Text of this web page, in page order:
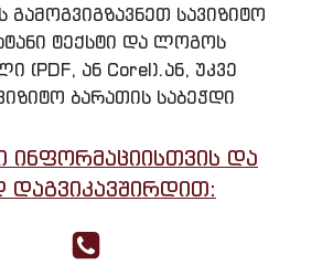
გამოგვიგზავნეთ სავიზიტო
ტექსტი და ლოგოს
(PDF, ან Corel).ან, უკვე
ბარათის საბეჭდი
ინფორმაციისთვის და
დაგვიკავშირდით: